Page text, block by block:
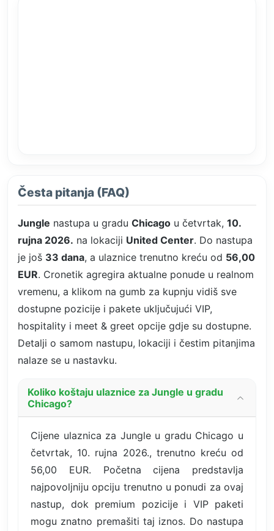
Česta pitanja (FAQ)
Jungle nastupa u gradu Chicago u četvrtak, 10.
rujna 2026. na lokaciji United Center. Do nastupa
je još 33 dana, a ulaznice trenutno kreću od 56,00
EUR. Cronetik agregira aktualne ponude u realnom
vremenu, a klikom na gumb za kupnju vidiš sve
dostupne pozicije i pakete uključujući VIP,
hospitality i meet & greet opcije gdje su dostupne.
Detalji o samom nastupu, lokaciji i čestim pitanjima
nalaze se u nastavku.
Koliko koštaju ulaznice za Jungle u gradu
Chicago?
Cijene ulaznica za Jungle u gradu Chicago u
četvrtak, 10. rujna 2026., trenutno kreću od
56,00 EUR. Početna cijena predstavlja
najpovoljniju opciju trenutno u ponudi za ovaj
nastup, dok premium pozicije i VIP paketi
mogu znatno premašiti taj iznos. Do nastupa